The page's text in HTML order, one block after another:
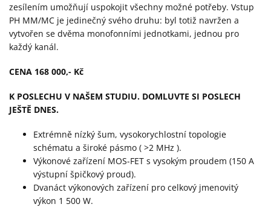
zesílením umožňují uspokojit všechny možné potřeby. Vstup
PH MM/MC je jedinečný svého druhu: byl totiž navržen a
vytvořen se dvěma monofonními jednotkami, jednou pro
každý kanál.
CENA 168 000,- Kč
K POSLECHU V NAŠEM STUDIU. DOMLUVTE SI POSLECH
JEŠTĚ DNES.
Extrémně nízký šum, vysokorychlostní topologie
schématu a široké pásmo ( >2 MHz ).
Výkonové zařízení MOS-FET s vysokým proudem (150 A
výstupní špičkový proud).
Dvanáct výkonových zařízení pro celkový jmenovitý
výkon 1 500 W.